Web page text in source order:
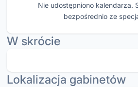
Nie udostępniono kalendarza.
bezpośrednio ze
W skrócie
Lokalizacja gabinetów